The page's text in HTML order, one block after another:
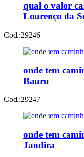
qual o valor
Lourenço da
Cod.:29246
onde tem
Bauru
Cod.:29247
onde tem
Jandira